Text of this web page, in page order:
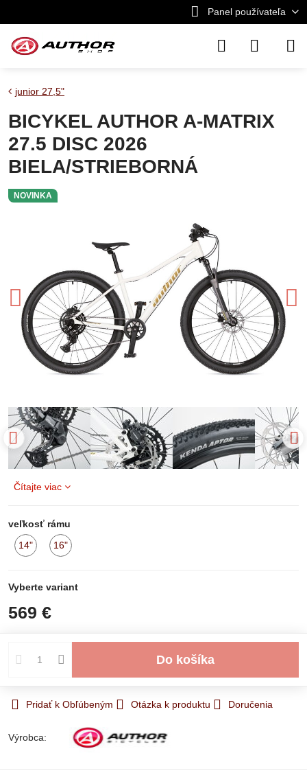
Panel používateľa
NOVINKA
junior 27,5"
BICYKEL AUTHOR A-MATRIX
27.5 DISC 2026
BIELA/STRIEBORNÁ
Čítajte viac
veľkosť rámu
14"
16"
Vyberte variant
569 €
Do košíka
Pridať k Obľúbeným Otázka k produktu Doručenia
Výrobca: